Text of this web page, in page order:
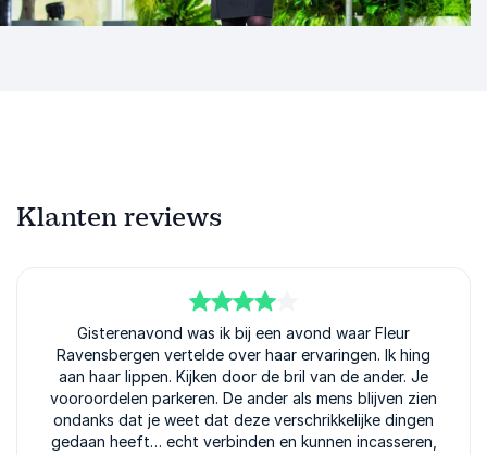
Klanten reviews
van5
Gisterenavond was ik bij een avond waar Fleur
Ravensbergen vertelde over haar ervaringen. Ik hing
aan haar lippen. Kijken door de bril van de ander. Je
vooroordelen parkeren. De ander als mens blijven zien
ondanks dat je weet dat deze verschrikkelijke dingen
gedaan heeft… echt verbinden en kunnen incasseren,